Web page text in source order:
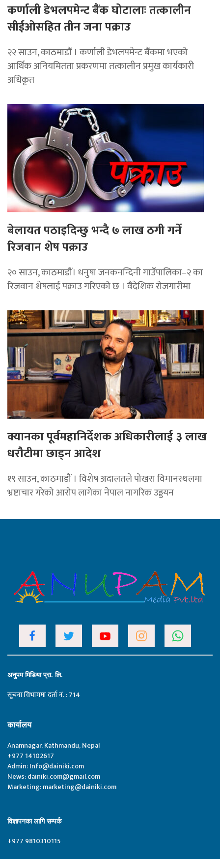
कर्णाली डेभलपमेन्ट बैंक घोटालाः तत्कालीन
सीईओसहित तीन जना पक्राउ
२२ साउन, काठमाडाैं । कर्णाली डेभलपमेन्ट बैंकमा भएको
आर्थिक अनियमितता प्रकरणमा तत्कालीन प्रमुख कार्यकारी
अधिकृत
बेलायत पठाइदिन्छु भन्दै ७ लाख ठगी गर्ने
रिजवान शेष पक्राउ
२० साउन, काठमाडौं। धनुषा जनकनन्दिनी गाउँपालिका–२ का
रिजवान शेषलाई पक्राउ गरिएको छ । वैदेशिक रोजगारीमा
क्यानका पूर्वमहानिर्देशक अधिकारीलाई ३ लाख
धरौटीमा छाड्न आदेश
१९ साउन, काठमाडौं । विशेष अदालतले पोखरा विमानस्थलमा
भ्रष्टाचार गरेको आरोप लागेका नेपाल नागरिक उड्डयन
अनुपम मिडिया प्रा. लि.
सूचना विभागमा दर्ता नं. : 714
कार्यालय
Anamnagar, Kathmandu, Nepal
+977 14102617
Admin:Info@dainiki.com
News:dainiki.com@gmail.com
Marketing:marketing@dainiki.com
विज्ञापनका लागि सम्पर्क
+977 9810310115